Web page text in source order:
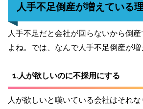
人手不足倒産が増えている
人手不足だと会社が回らないから倒
よね。では、なんで人手不足倒産が増
1.人が欲しいのに不採用にする
人が欲しいと嘆いている会社はそれ